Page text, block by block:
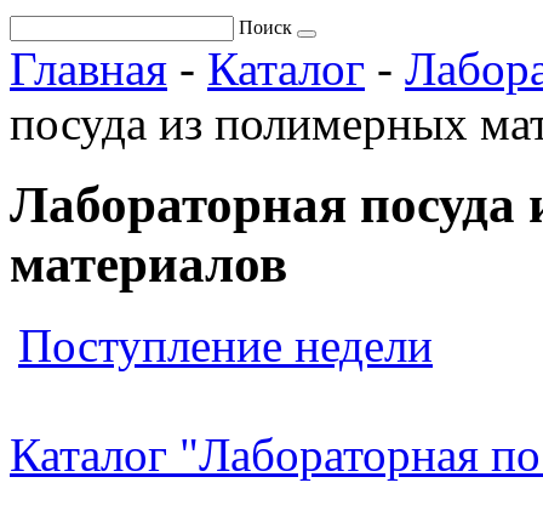
Поиск
Главная - Каталог -
посуда из полимерных
Лабораторная
материалов
Поступление недели
Каталог "Лабораторная